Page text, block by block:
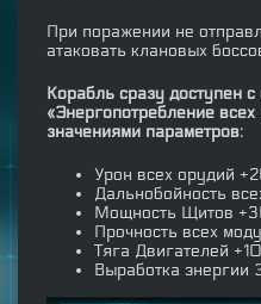
При поражении не
атаковать клановых
Корабль сразу доступен
«Энергопотребление
значениями параметров:
Урон всех орудий
Дальнобойность
Мощность Щитов
Прочность всех
Тяга Двигателей
Выработка энергии